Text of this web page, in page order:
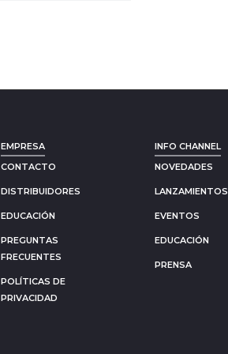
EMPRESA
CONTACTO
DISTRIBUIDORES
EDUCACIÓN
PREGUNTAS
FRECUENTES
POLÍTICAS DE
PRIVACIDAD
INFO CHANNEL
NOVEDADES
LANZAMIENTOS
EVENTOS
EDUCACIÓN
PRENSA